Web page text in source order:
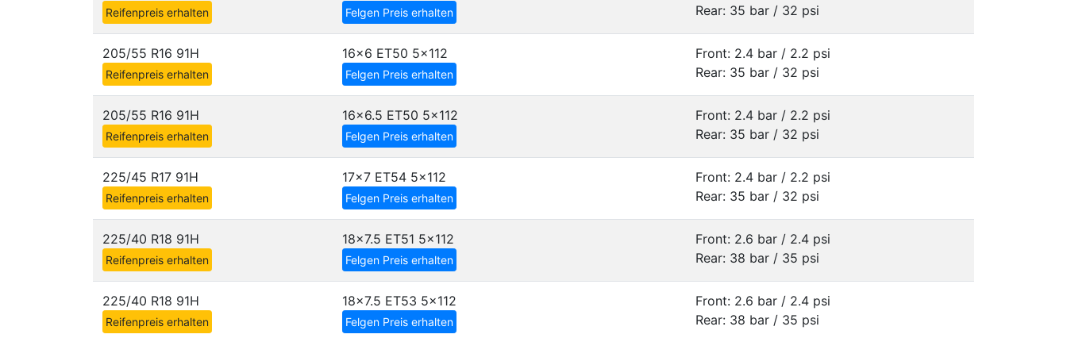
Reifenpreis erhalten Felgen Preis erhalten
Rear: 35 bar / 32 psi
205/55 R16 91H
Reifenpreis erhalten
16x6 ET50 5x112
Felgen Preis erhalten
Front: 2.4 bar / 2.2 psi
Rear: 35 bar / 32 psi
205/55 R16 91H
Reifenpreis erhalten
16x6.5 ET50 5x112
Felgen Preis erhalten
Front: 2.4 bar / 2.2 psi
Rear: 35 bar / 32 psi
225/45 R17 91H
Reifenpreis erhalten
17x7 ET54 5x112
Felgen Preis erhalten
Front: 2.4 bar / 2.2 psi
Rear: 35 bar / 32 psi
225/40 R18 91H
Reifenpreis erhalten
18x7.5 ET51 5x112
Felgen Preis erhalten
Front: 2.6 bar / 2.4 psi
Rear: 38 bar / 35 psi
225/40 R18 91H
Reifenpreis erhalten
18x7.5 ET53 5x112
Felgen Preis erhalten
Front: 2.6 bar / 2.4 psi
Rear: 38 bar / 35 psi